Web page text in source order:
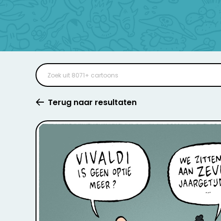
Terug naar resultaten